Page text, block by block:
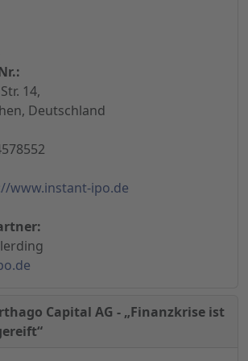
14,
Deutschland
www.instant-ipo.de
Capital AG - „Finanzkrise ist